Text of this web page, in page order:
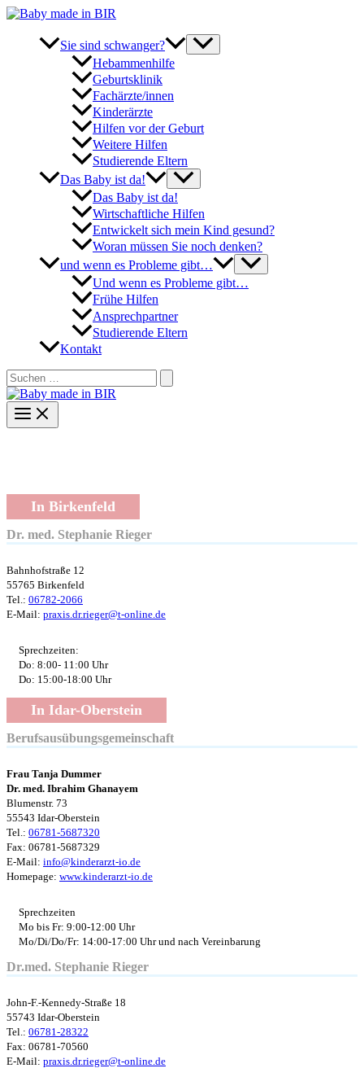
Zum
springen
Sie sind schwanger?
Hebammenhilfe
Geburtsklinik
Fachärzte/innen
Kinderärzte
Hilfen vor der Geburt
Weitere Hilfen
Studierende Eltern
Das Baby ist da!
Das Baby ist da!
Wirtschaftliche Hilfen
Entwickelt sich mein Kind gesund?
Woran müssen Sie noch denken?
und wenn es Probleme gibt…
Und wenn es Probleme gibt…
Frühe Hilfen
Ansprechpartner
Studierende Eltern
Kontakt
Search
for:
In Birkenfeld
Dr. med. Stephanie Rieger
Bahnhofstraße 12
55765 Birkenfeld
Tel.: 06782-2066
E-Mail: praxis.dr.rieger@t-online.de
Sprechzeiten:
Do: 8:00- 11:00 Uhr
Do: 15:00-18:00 Uhr
In Idar-Oberstein
Berufsausübungsgemeinschaft
Frau Tanja Dummer
Dr. med. Ibrahim Ghanayem
Blumenstr. 73
55543 Idar-Oberstein
Tel.: 06781-5687320
Fax: 06781-5687329
E-Mail: info@kinderarzt-io.de
Homepage: www.kinderarzt-io.de
Sprechzeiten
Mo bis Fr: 9:00-12:00 Uhr
Mo/Di/Do/Fr: 14:00-17:00 Uhr und nach Vereinbarung
Dr.med. Stephanie Rieger
John-F.-Kennedy-Straße 18
55743 Idar-Oberstein
Tel.: 06781-28322
Fax: 06781-70560
E-Mail: praxis.dr.rieger@t-online.de